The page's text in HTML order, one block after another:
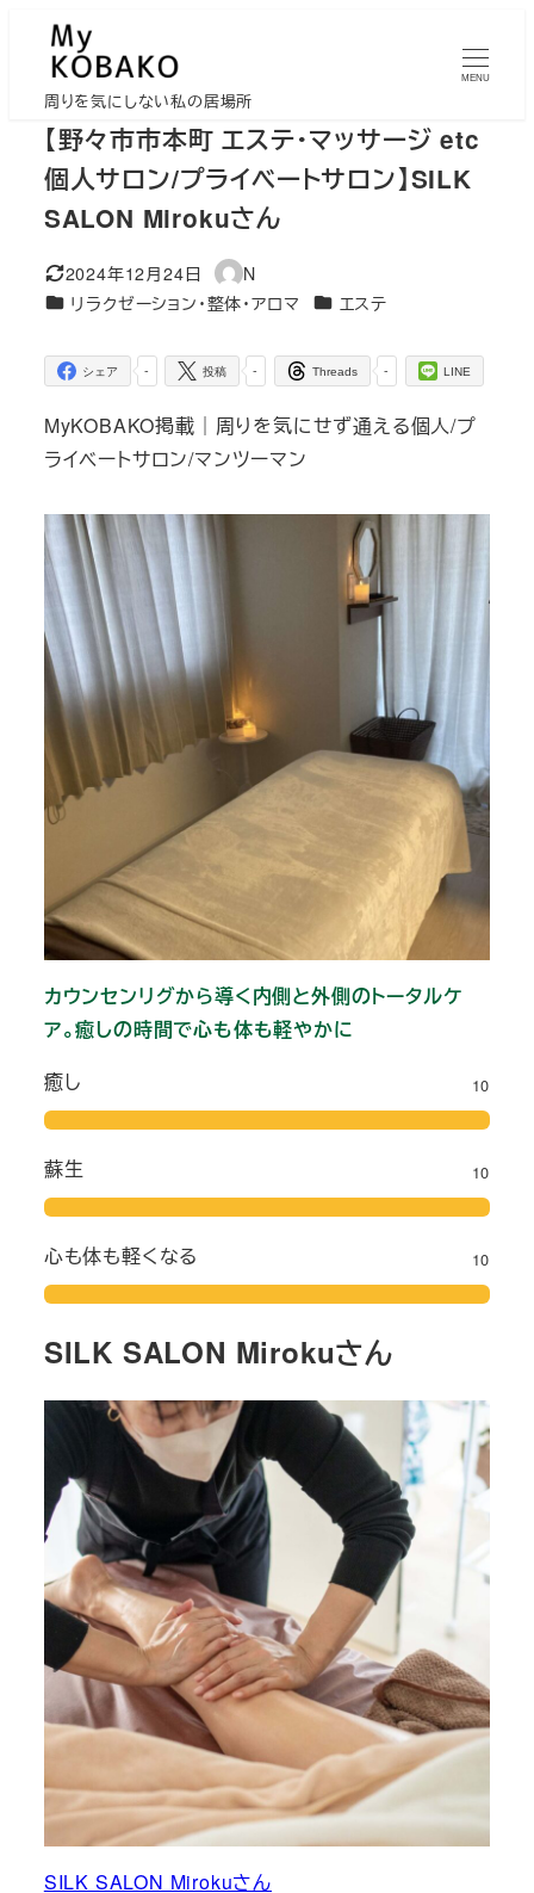
周りを気にしない私の居場所
MENU
【野々市市本町 エステ・マッサージ etc
個人サロン/プライベートサロン】SILK
SALON Mirokuさん
更新日
2024年12月24日
著
者
N
カテゴリー
リラクゼーション・整体・アロマ カテゴリー
エステ
-
シェア -
投稿 -
Threads LINE
MyKOBAKO掲載｜周りを気にせず通える個人/プ
ライベートサロン/マンツーマン
カウンセンリグから導く内側と外側のトータルケ
ア。癒しの時間で心も体も軽やかに
癒し
10
蘇生 10
心も体も軽くなる 10
SILK SALON Mirokuさん
SILK SALON Mirokuさん